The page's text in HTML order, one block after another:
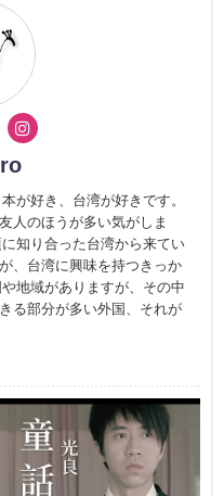
が好き、台湾が好きです。
人のほうが多い気がしま
知り合った台湾から来てい
、台湾に興味を持つきっか
地域がありますが、その中
る部分が多い外国、それが